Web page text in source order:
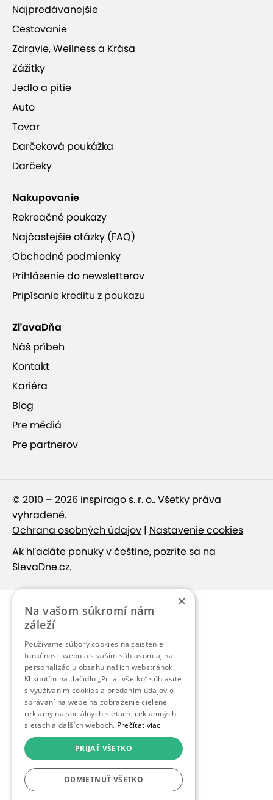
Najpredávanejšie
Cestovanie
Zdravie, Wellness a Krása
Zážitky
Jedlo a pitie
Auto
Tovar
Darčeková poukážka
Darčeky
Nakupovanie
Rekreačné poukazy
Najčastejšie otázky (FAQ)
Obchodné podmienky
Prihlásenie do newsletterov
Pripísanie kreditu z poukazu
ZľavaDňa
Náš príbeh
Kontakt
Kariéra
Blog
Pre médiá
Pre partnerov
© 2010 – 2026 inspirago s. r. o.. Všetky práva
vyhradené.
Ochrana osobných údajov | Nastavenie cookies
Ak hľadáte ponuky v češtine, pozrite sa na
SlevaDne.cz.
×
Na vašom súkromí nám
záleží
Používame súbory cookies na zaistenie
funkčnosti webu a s vaším súhlasom aj na
personalizáciu obsahu našich webstránok.
Kliknutím na tlačidlo „Prijať všetko“ súhlasíte
s využívaním cookies a predaním údajov o
správaní na webe na zobrazenie cielenej
reklamy na sociálnych sieťach, reklamných
sieťach a ďalších weboch. Prečítať viac
PRIJAŤ VŠETKO
ODMIETNUŤ VŠETKO